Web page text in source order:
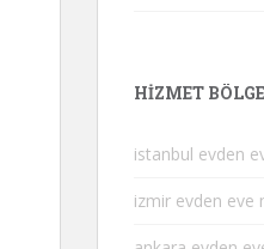
HIZMET
istanbul evden
izmir evden eve